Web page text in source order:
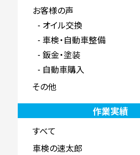
お客様の声
オイル交換
車検・自動車整備
鈑金・塗装
自動車購入
その他
作業実績
すべて
車検の速太郎